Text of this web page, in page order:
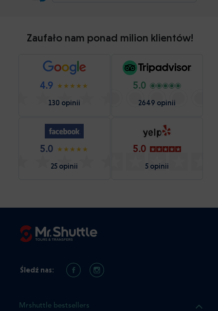
Zaufało nam ponad milion klientów!
4.9
130 opinii
5.0
2649 opinii
5.0
25 opinii
5.0
5 opinii
Mrshuttle bestsellers
Śledź nas: